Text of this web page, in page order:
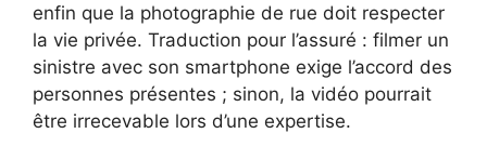
enfin que la photographie de rue doit respecter
la vie privée. Traduction pour l’assuré : filmer un
sinistre avec son smartphone exige l’accord des
personnes présentes ; sinon, la vidéo pourrait
être irrecevable lors d’une expertise.